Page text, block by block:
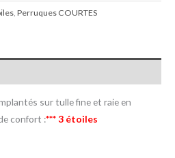
, Perruques COURTES
sur tulle fine et raie en
confort :*** 3 étoiles